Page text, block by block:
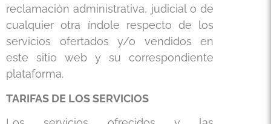
reclamación administrativa, judicial o de
cualquier otra índole respecto de los
servicios ofertados y/o vendidos en
este sitio web y su correspondiente
plataforma.
TARIFAS DE LOS SERVICIOS